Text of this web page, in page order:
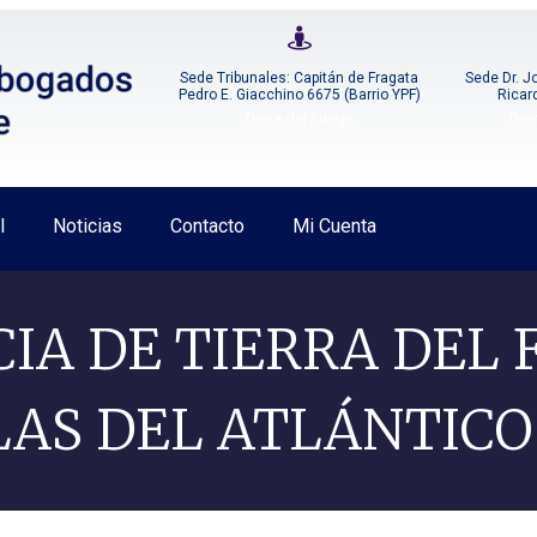
Sede Tribunales: Capitán de Fragata
Pedro E. Giacchino 6675 (Barrio YPF)
Sede Dr.
Noticias Contacto Mi Cuenta
DE TIERRA DEL
DEL